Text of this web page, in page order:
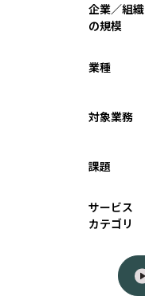
企業／組織
の規模
業種
対象業務
課題
サービス
カテゴリ